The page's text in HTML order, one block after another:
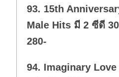
n
.
93. 15th
Male Hits มี 2 ซีดี
280-
94. Imaginary Love